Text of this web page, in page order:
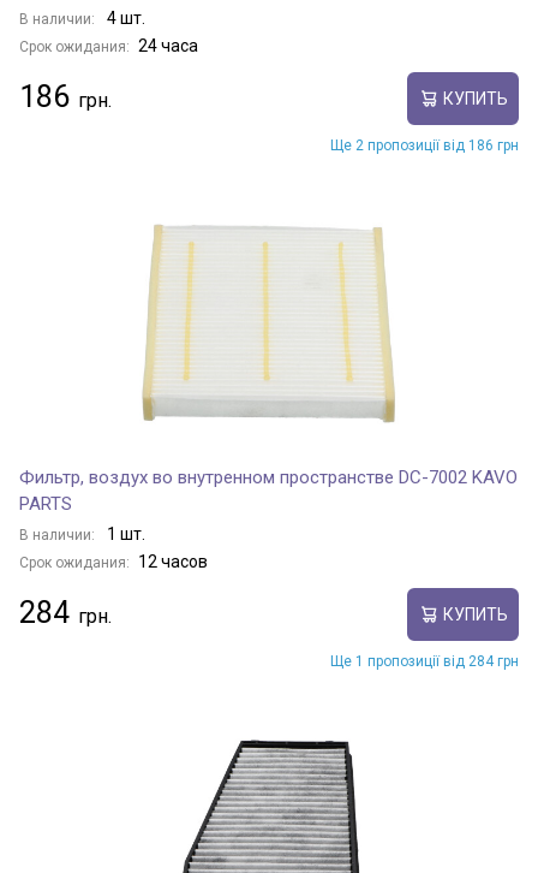
В наличии: 4 шт.
Срок ожидания: 24 часа
186 КУПИТЬ
Ще 2 пропозиції від 186 грн
Фильтр, воздух во внутренном пространстве DC-7002 KAVO
PARTS
В наличии: 1 шт.
Срок ожидания: 12 часов
284 КУПИТЬ
Ще 1 пропозиції від 284 грн